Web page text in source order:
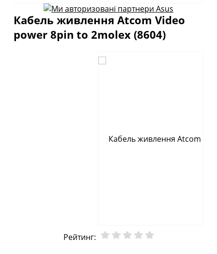
Кабель живлення Atcom Video
power 8pin to 2molex (8604)
Рейтинг: